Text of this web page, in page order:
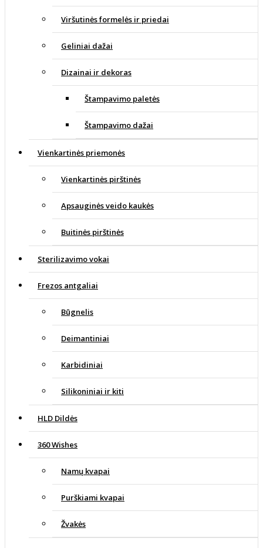
Viršutinės formelės ir priedai
Geliniai dažai
Dizainai ir dekoras
Štampavimo paletės
Štampavimo dažai
Vienkartinės priemonės
Vienkartinės pirštinės
Apsauginės veido kaukės
Buitinės pirštinės
Sterilizavimo vokai
Frezos antgaliai
Būgnelis
Deimantiniai
Karbidiniai
Silikoniniai ir kiti
HLD Dildės
360 Wishes
Namų kvapai
Purškiami kvapai
Žvakės